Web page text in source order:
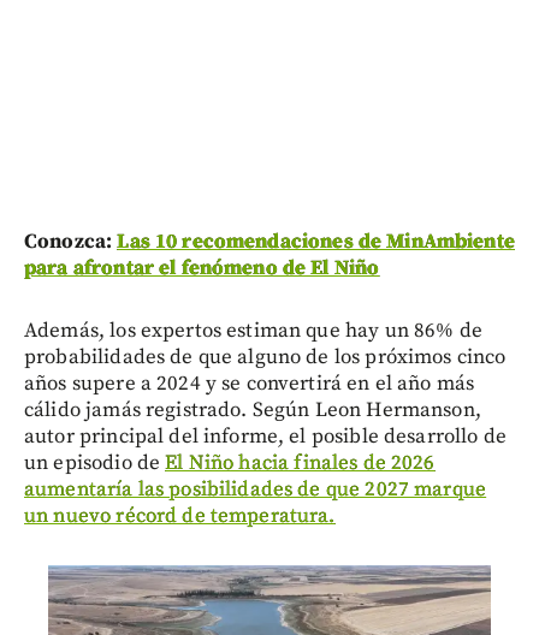
Conozca:Las 10 recomendaciones de MinAmbiente
para afrontar el fenómeno de El Niño
Además, los expertos estiman que hay un 86% de
probabilidades de que alguno de los próximos cinco
años supere a 2024 y se convertirá en el año más
cálido jamás registrado. Según Leon Hermanson,
autor principal del informe, el posible desarrollo de
un episodio deEl Niño hacia finales de 2026
aumentaría las posibilidades de que 2027 marque
un nuevo récord de temperatura.